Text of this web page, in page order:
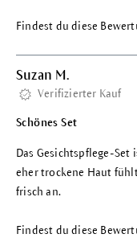
Findest du diese
Suzan M.
Verifizierter Kauf
Schönes Set
Das Gesichtspflege-
eher trockene Haut
frisch an.
Findest du diese